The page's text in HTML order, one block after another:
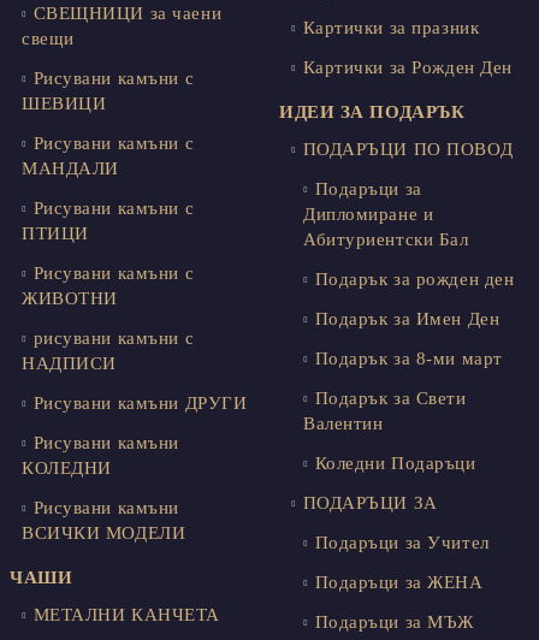
СВЕЩНИЦИ за чаени
свещи
Рисувани камъни с
ШЕВИЦИ
Рисувани камъни с
МАНДАЛИ
Рисувани камъни с
ПТИЦИ
Рисувани камъни с
ЖИВОТНИ
рисувани камъни с
НАДПИСИ
Рисувани камъни ДРУГИ
Рисувани камъни
КОЛЕДНИ
Рисувани камъни
ВСИЧКИ МОДЕЛИ
ЧАШИ
МЕТАЛНИ КАНЧЕТА
Картички за празник
Картички за Рожден Ден
ИДЕИ ЗА ПОДАРЪК
ПОДАРЪЦИ ПО ПОВОД
Подаръци за
Дипломиране и
Абитуриентски Бал
Подарък за рожден ден
Подарък за Имен Ден
Подарък за 8-ми март
Подарък за Свети
Валентин
Коледни Подаръци
ПОДАРЪЦИ ЗА
Подаръци за Учител
Подаръци за ЖЕНА
Подаръци за МЪЖ